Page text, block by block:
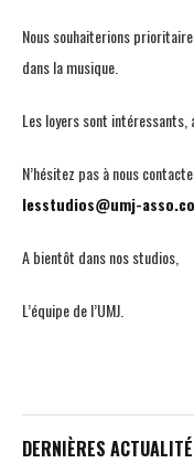
Nous souhaiterions
dans la musique.
Les loyers sont intéressants,
N’hésitez pas à nous
lesstudios@umj-
A bientôt dans nos studios,
L’équipe de l’UMJ.
DERNIÈRES